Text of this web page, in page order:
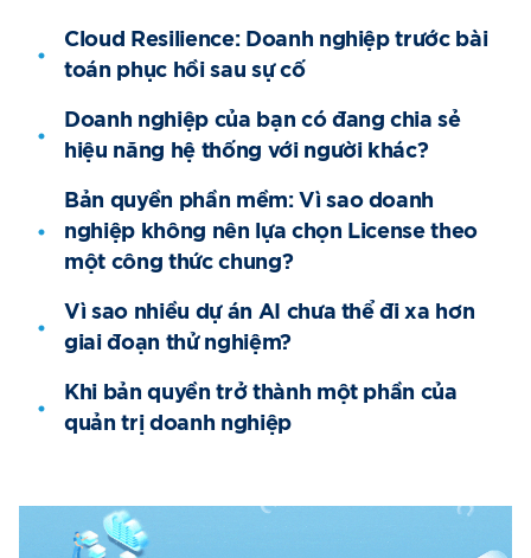
Cloud Resilience: Doanh nghiệp trước bài
toán phục hồi sau sự cố
Doanh nghiệp của bạn có đang chia sẻ
hiệu năng hệ thống với người khác?
Bản quyền phần mềm: Vì sao doanh
nghiệp không nên lựa chọn License theo
một công thức chung?
Vì sao nhiều dự án AI chưa thể đi xa hơn
giai đoạn thử nghiệm?
Khi bản quyền trở thành một phần của
quản trị doanh nghiệp